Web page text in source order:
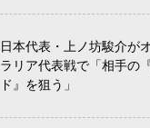
日本代表・上ノ坊駿介が
ラリア代表戦で「相手の
ド』を狙う」